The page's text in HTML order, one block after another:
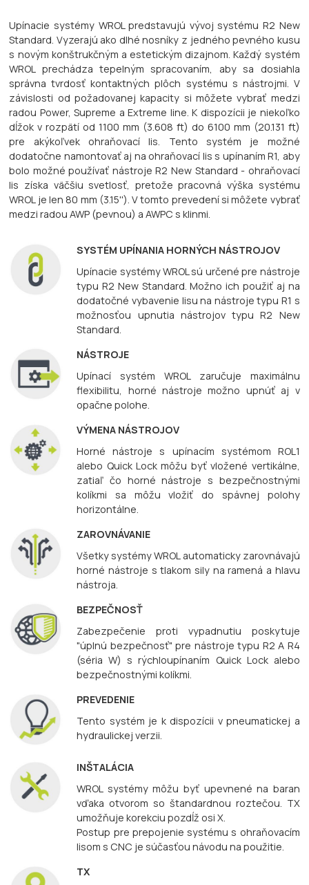
Upínacie systémy WROL predstavujú vývoj systému R2 New
Standard. Vyzerajú ako dlhé nosníky z jedného pevného kusu
s novým konštrukčným a estetickým dizajnom. Každý systém
WROL prechádza tepelným spracovaním, aby sa dosiahla
správna tvrdosť kontaktných plôch systému s nástrojmi. V
závislosti od požadovanej kapacity si môžete vybrať medzi
radou Power, Supreme a Extreme line. K dispozícii je niekoľko
dĺžok v rozpätí od 1100 mm (3.608 ft) do 6100 mm (20.131 ft)
pre akýkoľvek ohraňovací lis. Tento systém je možné
dodatočne namontovať aj na ohraňovací lis s upínaním R1, aby
bolo možné používať nástroje R2 New Standard - ohraňovací
lis získa väčšiu svetlosť, pretože pracovná výška systému
WROL je len 80 mm (3.15''). V tomto prevedení si môžete vybrať
medzi radou AWP (pevnou) a AWPC s klinmi.
SYSTÉM UPÍNANIA HORNÝCH NÁSTROJOV
Upínacie systémy WROL sú určené pre nástroje
typu R2 New Standard. Možno ich použiť aj na
dodatočné vybavenie lisu na nástroje typu R1 s
možnosťou upnutia nástrojov typu R2 New
Standard.
NÁSTROJE
Upínací systém WROL zaručuje maximálnu
flexibilitu, horné nástroje možno upnúť aj v
opačne polohe.
VÝMENA NÁSTROJOV
Horné nástroje s upínacím systémom ROL1
alebo Quick Lock môžu byť vložené vertikálne,
zatiaľ čo horné nástroje s bezpečnostnými
kolíkmi sa môžu vložiť do spávnej polohy
horizontálne.
ZAROVNÁVANIE
Všetky systémy WROL automaticky zarovnávajú
horné nástroje s tlakom sily na ramená a hlavu
nástroja.
BEZPEČNOSŤ
Zabezpečenie proti vypadnutiu poskytuje
"úplnú bezpečnosť" pre nástroje typu R2 A R4
(séria W) s rýchloupínaním Quick Lock alebo
bezpečnostnými kolíkmi.
PREVEDENIE
Tento systém je k dispozícii v pneumatickej a
hydraulickej verzii.
INŠTALÁCIA
WROL systémy môžu byť upevnené na baran
vďaka otvorom so štandardnou roztečou. TX
umožňuje korekciu pozdĺž osi X.
Postup pre prepojenie systému s ohraňovacím
lisom s CNC je súčasťou návodu na použitie.
TX